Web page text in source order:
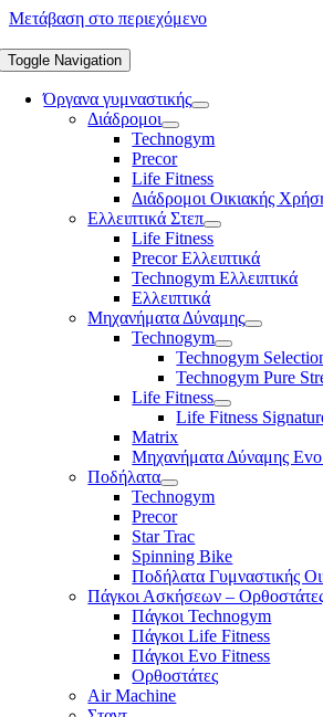
Μετάβαση στο περιεχόμενο
Toggle Navigation
Όργανα γυμναστικής
Διάδρομοι
Technogym
Precor
Life Fitness
Διάδρομοι Οικιακής
Ελλειπτικά Στεπ
Life Fitness
Precor Ελλειπτικά
Technogym Ελλειπτικά
Ελλειπτικά
Μηχανήματα Δύναμης
Technogym
Technogym
Technogym Pure
Life Fitness
Life Fitness
Matrix
Μηχανήματα Δύναμης
Ποδήλατα
Technogym
Precor
Star Trac
Spinning Bike
Ποδήλατα Γυμναστικής
Πάγκοι Ασκήσεων –
Πάγκοι Technogym
Πάγκοι Life Fitness
Πάγκοι Evo Fitness
Ορθοστάτες
Air Machine